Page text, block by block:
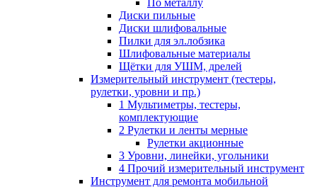
По металлу
Диски пильные
Диски шлифовальные
Пилки для эл.лобзика
Шлифовальные материалы
Щётки для УШМ, дрелей
Измерительный инструмент (тестеры,
рулетки, уровни и пр.)
1 Мультиметры, тестеры,
комплектующие
2 Рулетки и ленты мерные
Рулетки акционные
3 Уровни, линейки, угольники
4 Прочий измерительный инструмент
Инструмент для ремонта мобильной